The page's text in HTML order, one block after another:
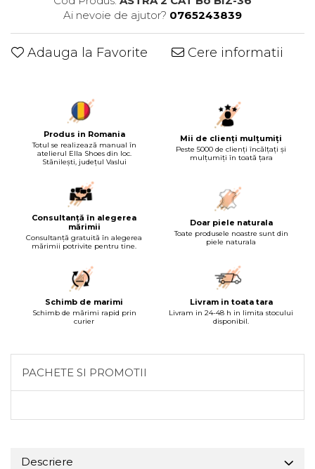
Ai nevoie de ajutor? 0765243839
Adauga la Favorite Cere informatii
Produs in Romania
Totul se realizează manual în
atelierul Ella Shoes din loc.
Stănilești, județul Vaslui
Mii de clienți mulțumiți
Peste 5000 de clienți încălțați și
mulțumiți în toată țara
Consultanță în alegerea
mărimii
Consultanță gratuită în alegerea
mărimii potrivite pentru tine.
Doar piele naturala
Toate produsele noastre sunt din
piele naturala
Schimb de marimi
Schimb de mărimi rapid prin
curier
Livram in toata tara
Livram in 24-48 h in limita stocului
disponibil.
PACHETE SI PROMOTII
Descriere